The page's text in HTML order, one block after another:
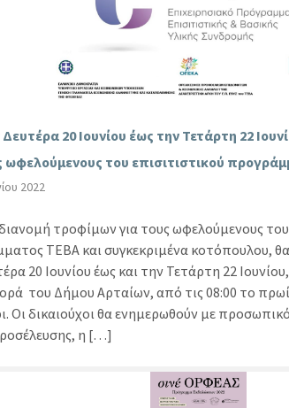
20 Ιουνίου έως την Τετάρτη 22
ωφελούμενους του επισιτιστικού
2022
τροφίμων για τους ωφελούμενους του
ΤΕΒΑ και συγκεκριμένα κοτόπουλου,
20 Ιουνίου έως και την Τετάρτη 22
του Δήμου Αρταίων, από τις 08:00 το πρωί,
Οι δικαιούχοι θα ενημερωθούν με
η […]